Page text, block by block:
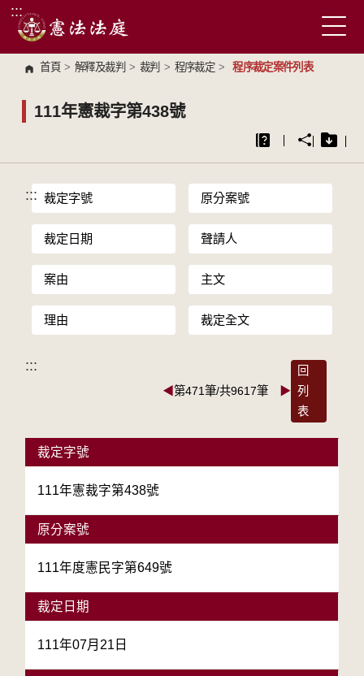
跳到主要內容區塊
:::
首頁 > 解釋及裁判 > 裁判 > 程序裁定 > 程序裁定案件列表
111年憲裁字第438號
::: 裁定字號 原分案號
裁定日期 聲請人
案由 主文
理由 裁定全文
:::
◀第471筆/共9617筆 ▶
回
列
表
裁定字號
111年憲裁字第438號
原分案號
111年度憲民字第649號
裁定日期
111年07月21日